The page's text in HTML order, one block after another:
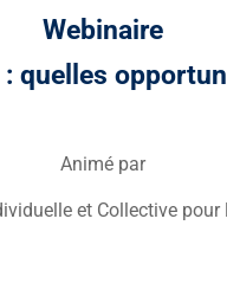
Webinaire
quelles
Animé par
et Collective pour